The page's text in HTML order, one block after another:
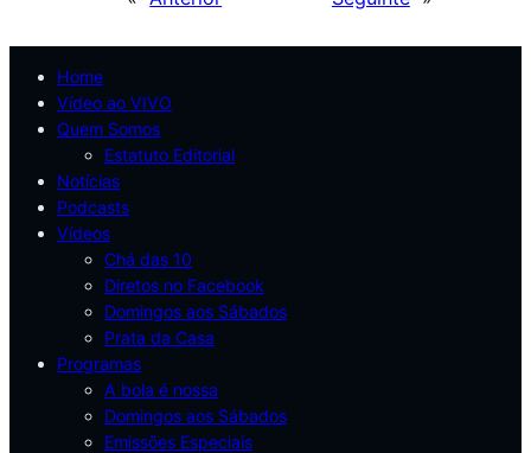
Home
Vídeo ao VIVO
Quem Somos
Estatuto Editorial
Notícias
Podcasts
Vídeos
Chá das 10
Diretos no Facebook
Domingos aos Sábados
Prata da Casa
Programas
A bola é nossa
Domingos aos Sábados
Emissões Especiais